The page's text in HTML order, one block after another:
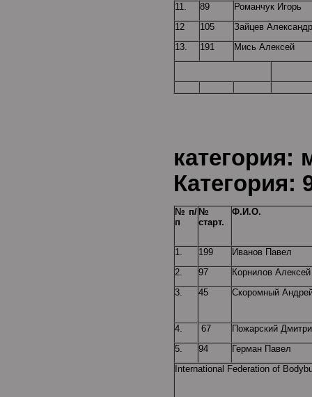
11.
89
Романчук Игорь
12
105
Зайцев Александр
13.
191 Мись Алексей
Категория:
№ п/
п
№
старт.
Ф.И.О.
1. 199
Иванов Павел
2.
97
Корнилов Алексей
3.
45 Скоромный
4. 67
Пожарский
5.
94
Герман Павел
International Federation of